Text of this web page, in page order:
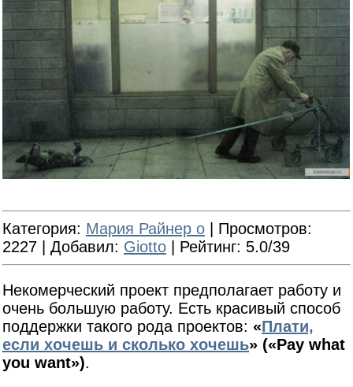
Категория: Мария Райнер о Просмотров:
2227 | Добавил: Giotto Рейтинг: 5.0/39
Некомерческий проект предполагает работу и
очень большую работу. Есть красивый способ
поддержки такого рода проектов: «Плати,
если хочешь и сколько хочешь» («Pay what
you want»).